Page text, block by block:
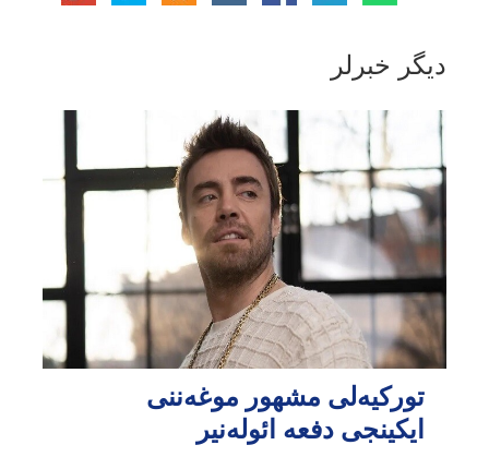
دیگر خبرلر
تورکیه‌لی مشهور موغه‌ننی
ایکینجی دفعه ائوله‌نیر